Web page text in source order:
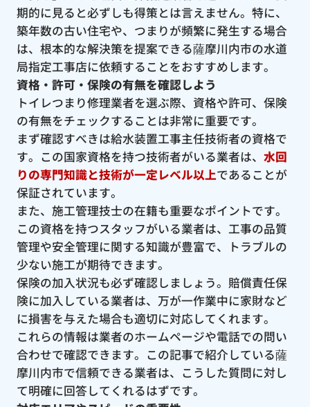
期的に見ると必ずしも得策とは言えません。特に、
築年数の古い住宅や、つまりが頻繁に発生する場合
は、根本的な解決策を提案できる薩摩川内市の水道
局指定工事店に依頼することをおすすめします。
資格・許可・保険の有無を確認しよう
トイレつまり修理業者を選ぶ際、資格や許可、保険
の有無をチェックすることは非常に重要です。
まず確認すべきは給水装置工事主任技術者の資格で
す。この国家資格を持つ技術者がいる業者は、 水回
りの専門知識と技術が一定レベル以上であることが
保証されています。
また、施工管理技士の在籍も重要なポイントです。
この資格を持つスタッフがいる業者は、工事の品質
管理や安全管理に関する知識が豊富で、トラブルの
少ない施工が期待できます。
保険の加入状況も必ず確認しましょう。賠償責任保
険に加入している業者は、万が一作業中に家財など
に損害を与えた場合も適切に対応してくれます。
これらの情報は業者のホームページや電話での問い
合わせで確認できます。この記事で紹介している薩
摩川内市で信頼できる業者は、こうした質問に対し
て明確に回答してくれるはずです。